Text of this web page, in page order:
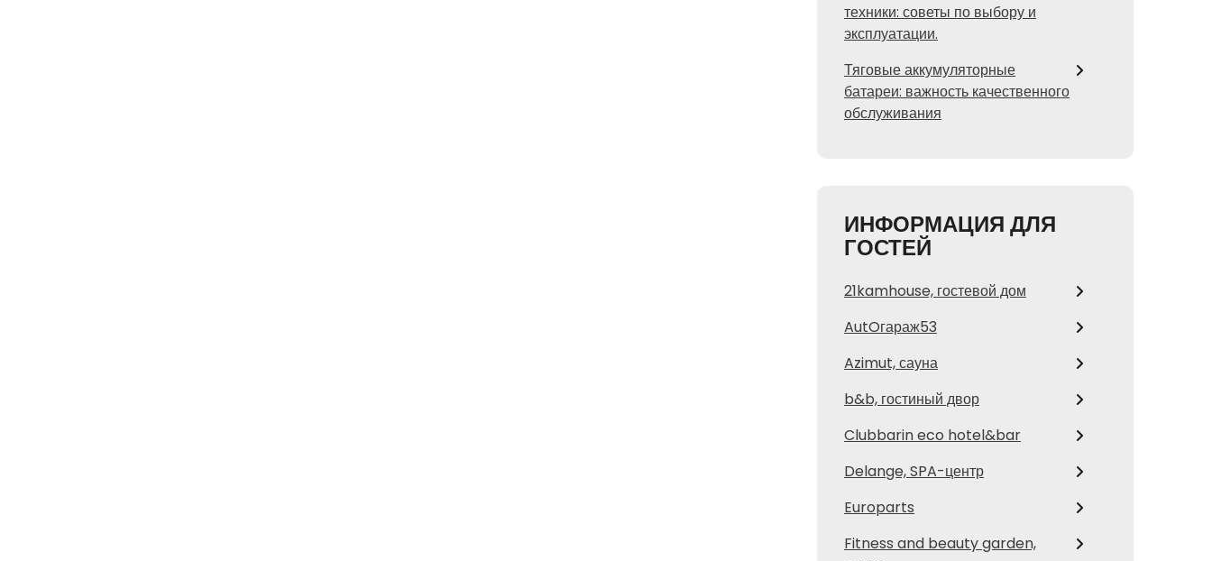
техники: советы по выбору и
эксплуатации.
Тяговые аккумуляторные
батареи: важность качественного
обслуживания
ИНФОРМАЦИЯ ДЛЯ
ГОСТЕЙ
21kamhouse, гостевой дом
AutOгараж53
Azimut, сауна
b&b, гостиный двор
Clubbarin eco hotel&bar
Delange, SPA-центр
Europarts
Fitness and beauty garden,